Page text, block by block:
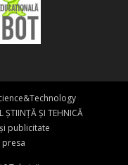
ȘTIINȚĂ ȘI TEHNICĂ
publicitate